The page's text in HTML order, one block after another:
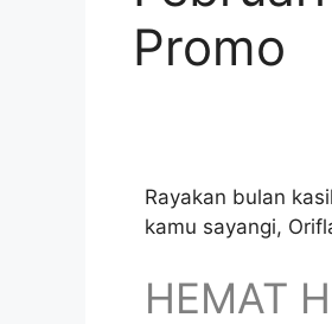
Promo
Rayakan bulan
kamu sayangi,
HEMAT